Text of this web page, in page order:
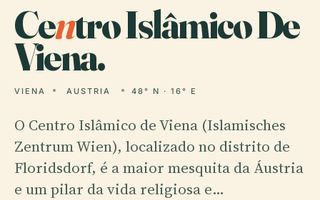
Centro Islâmico De
Viena.
VIENA AUSTRIA 48° N · 16° E
O Centro Islâmico de Viena (Islamisches
Zentrum Wien), localizado no distrito de
Floridsdorf, é a maior mesquita da Áustria
e um pilar da vida religiosa e…